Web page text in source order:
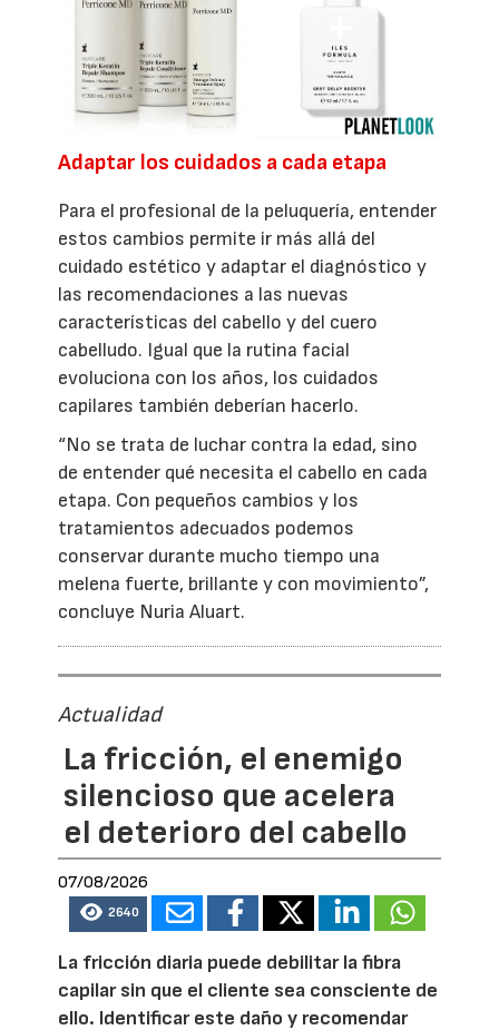
Adaptar los cuidados a cada etapa
Para el profesional de la peluquería, entender
estos cambios permite ir más allá del
cuidado estético y adaptar el diagnóstico y
las recomendaciones a las nuevas
características del cabello y del cuero
cabelludo. Igual que la rutina facial
evoluciona con los años, los cuidados
capilares también deberían hacerlo.
“No se trata de luchar contra la edad, sino
de entender qué necesita el cabello en cada
etapa. Con pequeños cambios y los
tratamientos adecuados podemos
conservar durante mucho tiempo una
melena fuerte, brillante y con movimiento”,
concluye Nuria Aluart.
Actualidad
La fricción, el enemigo
silencioso que acelera
el deterioro del cabello
07/08/2026
2640
La fricción diaria puede debilitar la fibra
capilar sin que el cliente sea consciente de
ello. Identificar este daño y recomendar